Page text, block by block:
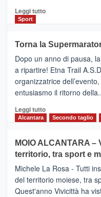
Leggi tuttoLeggi
BROOKS
SuperMaratona
dell’Etna,
presentata
l’edizione
2026
Sport
Torna la
Dopo un anno di pausa,
a ripartire! Etna Trail
organizzatrice
entusiasmo il ritorno
Leggi tuttoLeggi
Torna
la
Supermaratona
dell’Etna
Alcantara Secondo taglio
MOIO ALCANTARA
territorio, tra sport e
Michele La Rosa - Tutti
del territorio moiese, tra
Quest'anno Vivicittà ha